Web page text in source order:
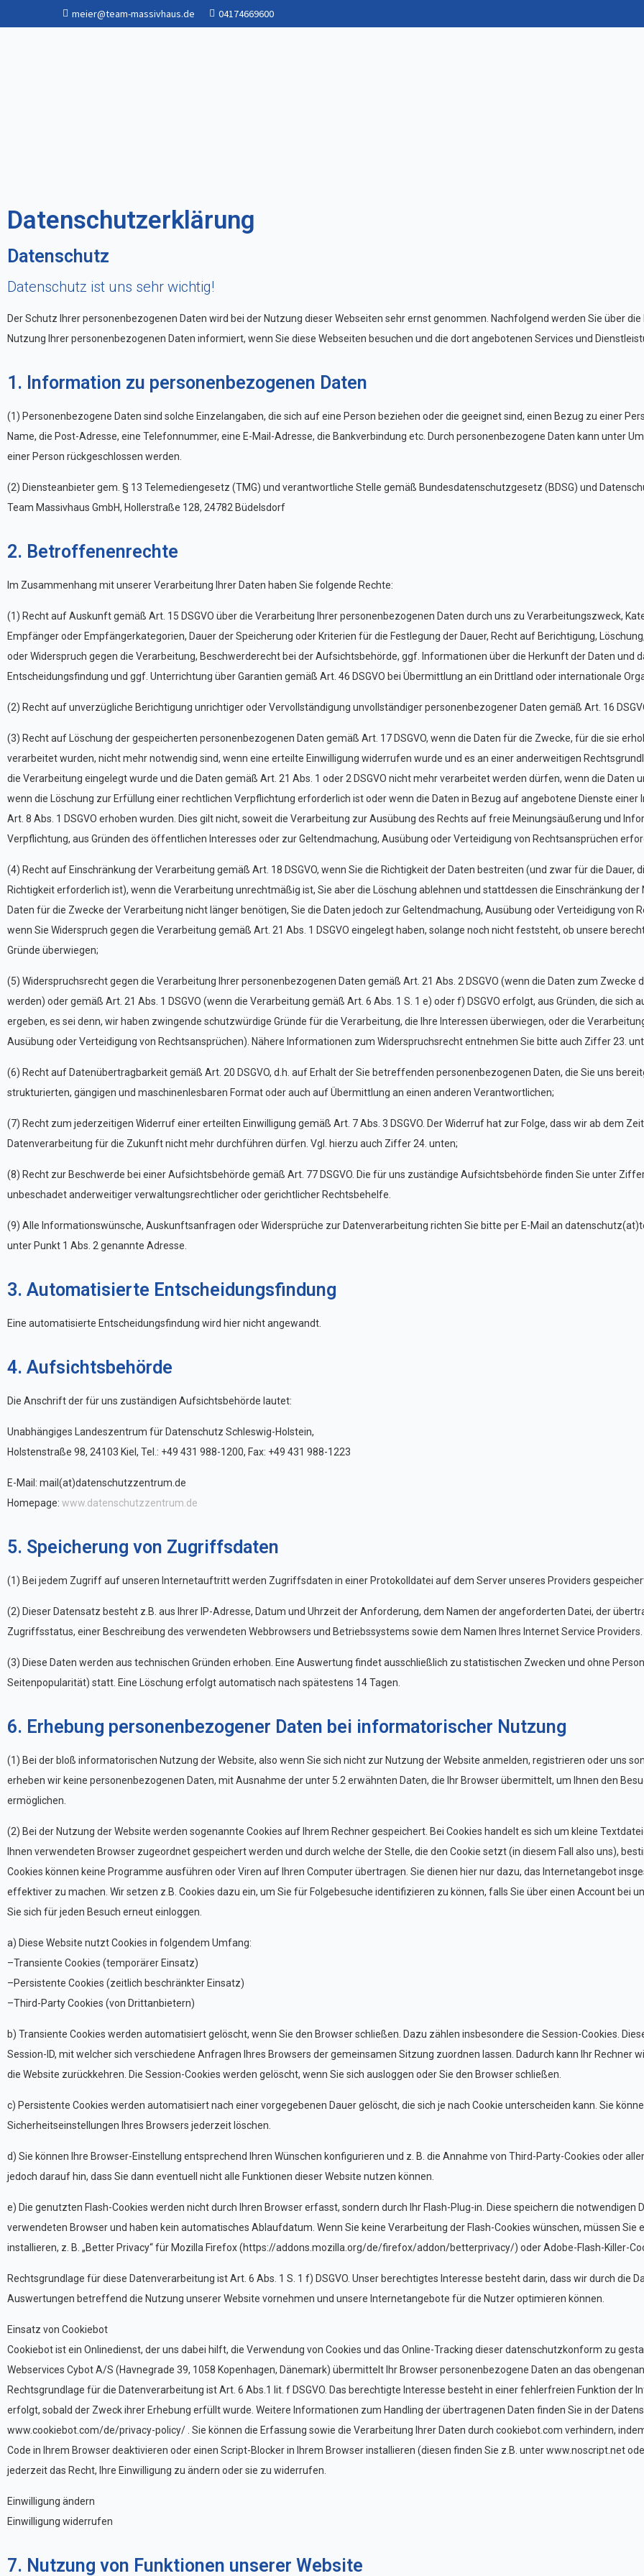
meier@team-massivhaus.de 04174669600
Team Massivhaus Stelle
Datenschutzerklärung
Datenschutz
Datenschutz ist uns sehr wichtig!
Der Schutz Ihrer personenbezogenen Daten wird bei der Nutzung dieser Webseiten sehr ernst genommen. Nachfolgend werden Sie über
Nutzung Ihrer personenbezogenen Daten informiert, wenn Sie diese Webseiten besuchen und die dort angebotenen Services und
1. Information zu personenbezogenen Daten
(1) Personenbezogene Daten sind solche Einzelangaben, die sich auf eine Person beziehen oder die geeignet sind, einen Bezug zu einer
Name, die Post-Adresse, eine Telefonnummer, eine E-Mail-Adresse, die Bankverbindung etc. Durch personenbezogene Daten kann unter
einer Person rückgeschlossen werden.
(2) Diensteanbieter gem. § 13 Telemediengesetz (TMG) und verantwortliche Stelle gemäß Bundesdatenschutzgesetz (BDSG) und
Team Massivhaus GmbH, Hollerstraße 128, 24782 Büdelsdorf
2. Betroffenenrechte
Im Zusammenhang mit unserer Verarbeitung Ihrer Daten haben Sie folgende Rechte:
(1) Recht auf Auskunft gemäß Art. 15 DSGVO über die Verarbeitung Ihrer personenbezogenen Daten durch uns zu Verarbeitungszweck,
Empfänger oder Empfängerkategorien, Dauer der Speicherung oder Kriterien für die Festlegung der Dauer, Recht auf Berichtigung,
oder Widerspruch gegen die Verarbeitung, Beschwerderecht bei der Aufsichtsbehörde, ggf. Informationen über die Herkunft der Daten und
Entscheidungsfindung und ggf. Unterrichtung über Garantien gemäß Art. 46 DSGVO bei Übermittlung an ein Drittland oder internationale
(2) Recht auf unverzügliche Berichtigung unrichtiger oder Vervollständigung unvollständiger personenbezogener Daten gemäß Art. 16
(3) Recht auf Löschung der gespeicherten personenbezogenen Daten gemäß Art. 17 DSGVO, wenn die Daten für die Zwecke, für die sie
verarbeitet wurden, nicht mehr notwendig sind, wenn eine erteilte Einwilligung widerrufen wurde und es an einer anderweitigen
die Verarbeitung eingelegt wurde und die Daten gemäß Art. 21 Abs. 1 oder 2 DSGVO nicht mehr verarbeitet werden dürfen, wenn die Daten
wenn die Löschung zur Erfüllung einer rechtlichen Verpflichtung erforderlich ist oder wenn die Daten in Bezug auf angebotene Dienste
Art. 8 Abs. 1 DSGVO erhoben wurden. Dies gilt nicht, soweit die Verarbeitung zur Ausübung des Rechts auf freie Meinungsäußerung und
Verpflichtung, aus Gründen des öffentlichen Interesses oder zur Geltendmachung, Ausübung oder Verteidigung von Rechtsansprüchen
(4) Recht auf Einschränkung der Verarbeitung gemäß Art. 18 DSGVO, wenn Sie die Richtigkeit der Daten bestreiten (und zwar für die Dauer,
Richtigkeit erforderlich ist), wenn die Verarbeitung unrechtmäßig ist, Sie aber die Löschung ablehnen und stattdessen die Einschränkung
Daten für die Zwecke der Verarbeitung nicht länger benötigen, Sie die Daten jedoch zur Geltendmachung, Ausübung oder Verteidigung von
wenn Sie Widerspruch gegen die Verarbeitung gemäß Art. 21 Abs. 1 DSGVO eingelegt haben, solange noch nicht feststeht, ob unsere
Gründe überwiegen;
(5) Widerspruchsrecht gegen die Verarbeitung Ihrer personenbezogenen Daten gemäß Art. 21 Abs. 2 DSGVO (wenn die Daten zum Zwecke
werden) oder gemäß Art. 21 Abs. 1 DSGVO (wenn die Verarbeitung gemäß Art. 6 Abs. 1 S. 1 e) oder f) DSGVO erfolgt, aus Gründen, die sich
ergeben, es sei denn, wir haben zwingende schutzwürdige Gründe für die Verarbeitung, die Ihre Interessen überwiegen, oder die
Ausübung oder Verteidigung von Rechtsansprüchen). Nähere Informationen zum Widerspruchsrecht entnehmen Sie bitte auch Ziffer 23.
(6) Recht auf Datenübertragbarkeit gemäß Art. 20 DSGVO, d.h. auf Erhalt der Sie betreffenden personenbezogenen Daten, die Sie uns
strukturierten, gängigen und maschinenlesbaren Format oder auch auf Übermittlung an einen anderen Verantwortlichen;
(7) Recht zum jederzeitigen Widerruf einer erteilten Einwilligung gemäß Art. 7 Abs. 3 DSGVO. Der Widerruf hat zur Folge, dass wir ab dem
Datenverarbeitung für die Zukunft nicht mehr durchführen dürfen. Vgl. hierzu auch Ziffer 24. unten;
(8) Recht zur Beschwerde bei einer Aufsichtsbehörde gemäß Art. 77 DSGVO. Die für uns zuständige Aufsichtsbehörde finden Sie unter
unbeschadet anderweitiger verwaltungsrechtlicher oder gerichtlicher Rechtsbehelfe.
(9) Alle Informationswünsche, Auskunftsanfragen oder Widersprüche zur Datenverarbeitung richten Sie bitte per E-Mail an
unter Punkt 1 Abs. 2 genannte Adresse.
3. Automatisierte Entscheidungsfindung
Eine automatisierte Entscheidungsfindung wird hier nicht angewandt.
4. Aufsichtsbehörde
Die Anschrift der für uns zuständigen Aufsichtsbehörde lautet:
Unabhängiges Landeszentrum für Datenschutz Schleswig-Holstein,
Holstenstraße 98, 24103 Kiel, Tel.: +49 431 988-1200, Fax: +49 431 988-1223
E-Mail: mail(at)datenschutzzentrum.de
Homepage: www.datenschutzzentrum.de
5. Speicherung von Zugriffsdaten
(1) Bei jedem Zugriff auf unseren Internetauftritt werden Zugriffsdaten in einer Protokolldatei auf dem Server unseres Providers
(2) Dieser Datensatz besteht z.B. aus Ihrer IP-Adresse, Datum und Uhrzeit der Anforderung, dem Namen der angeforderten Datei, der
Zugriffsstatus, einer Beschreibung des verwendeten Webbrowsers und Betriebssystems sowie dem Namen Ihres Internet Service Providers.
(3) Diese Daten werden aus technischen Gründen erhoben. Eine Auswertung findet ausschließlich zu statistischen Zwecken und ohne
Seitenpopularität) statt. Eine Löschung erfolgt automatisch nach spätestens 14 Tagen.
6. Erhebung personenbezogener Daten bei informatorischer Nutzung
(1) Bei der bloß informatorischen Nutzung der Website, also wenn Sie sich nicht zur Nutzung der Website anmelden, registrieren oder uns
erheben wir keine personenbezogenen Daten, mit Ausnahme der unter 5.2 erwähnten Daten, die Ihr Browser übermittelt, um Ihnen den
ermöglichen.
(2) Bei der Nutzung der Website werden sogenannte Cookies auf Ihrem Rechner gespeichert. Bei Cookies handelt es sich um kleine
Ihnen verwendeten Browser zugeordnet gespeichert werden und durch welche der Stelle, die den Cookie setzt (in diesem Fall also uns),
Cookies können keine Programme ausführen oder Viren auf Ihren Computer übertragen. Sie dienen hier nur dazu, das Internetangebot
effektiver zu machen. Wir setzen z.B. Cookies dazu ein, um Sie für Folgebesuche identifizieren zu können, falls Sie über einen Account bei
Sie sich für jeden Besuch erneut einloggen.
a) Diese Website nutzt Cookies in folgendem Umfang:
–Transiente Cookies (temporärer Einsatz)
–Persistente Cookies (zeitlich beschränkter Einsatz)
–Third-Party Cookies (von Drittanbietern)
b) Transiente Cookies werden automatisiert gelöscht, wenn Sie den Browser schließen. Dazu zählen insbesondere die Session-Cookies.
Session-ID, mit welcher sich verschiedene Anfragen Ihres Browsers der gemeinsamen Sitzung zuordnen lassen. Dadurch kann Ihr Rechner
die Website zurückkehren. Die Session-Cookies werden gelöscht, wenn Sie sich ausloggen oder Sie den Browser schließen.
c) Persistente Cookies werden automatisiert nach einer vorgegebenen Dauer gelöscht, die sich je nach Cookie unterscheiden kann. Sie
Sicherheitseinstellungen Ihres Browsers jederzeit löschen.
d) Sie können Ihre Browser-Einstellung entsprechend Ihren Wünschen konfigurieren und z. B. die Annahme von Third-Party-Cookies oder
jedoch darauf hin, dass Sie dann eventuell nicht alle Funktionen dieser Website nutzen können.
e) Die genutzten Flash-Cookies werden nicht durch Ihren Browser erfasst, sondern durch Ihr Flash-Plug-in. Diese speichern die notwendigen
verwendeten Browser und haben kein automatisches Ablaufdatum. Wenn Sie keine Verarbeitung der Flash-Cookies wünschen, müssen Sie
installieren, z. B. „Better Privacy“ für Mozilla Firefox (https://addons.mozilla.org/de/firefox/addon/betterprivacy/) oder Adobe-Flash-Killer-
Rechtsgrundlage für diese Datenverarbeitung ist Art. 6 Abs. 1 S. 1 f) DSGVO. Unser berechtigtes Interesse besteht darin, dass wir durch die
Auswertungen betreffend die Nutzung unserer Website vornehmen und unsere Internetangebote für die Nutzer optimieren können.
Einsatz von Cookiebot
Cookiebot ist ein Onlinedienst, der uns dabei hilft, die Verwendung von Cookies und das Online-Tracking dieser datenschutzkonform zu
Webservices Cybot A/S (Havnegrade 39, 1058 Kopenhagen, Dänemark) übermittelt Ihr Browser personenbezogene Daten an das
Rechtsgrundlage für die Datenverarbeitung ist Art. 6 Abs.1 lit. f DSGVO. Das berechtigte Interesse besteht in einer fehlerfreien Funktion der
erfolgt, sobald der Zweck ihrer Erhebung erfüllt wurde. Weitere Informationen zum Handling der übertragenen Daten finden Sie in der
www.cookiebot.com/de/privacy-policy/ . Sie können die Erfassung sowie die Verarbeitung Ihrer Daten durch cookiebot.com verhindern,
Code in Ihrem Browser deaktivieren oder einen Script-Blocker in Ihrem Browser installieren (diesen finden Sie z.B. unter www.noscript.net
jederzeit das Recht, Ihre Einwilligung zu ändern oder sie zu widerrufen.
Einwilligung ändern
Einwilligung widerrufen
7. Nutzung von Funktionen unserer Website